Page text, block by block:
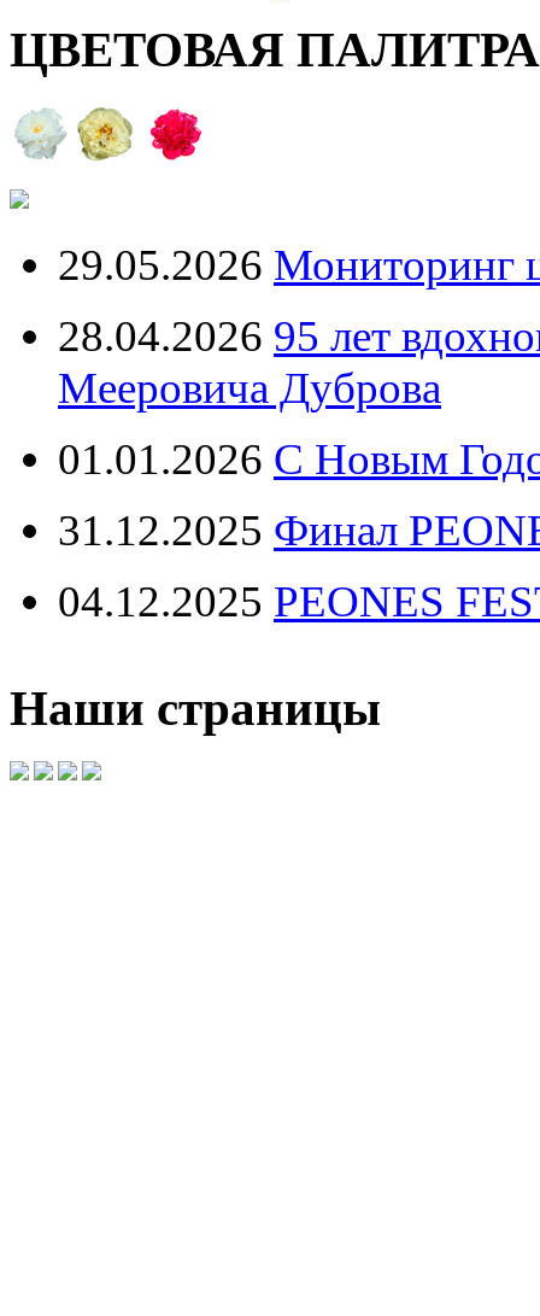
ЦВЕТОВАЯ
29.05.2026 Мониторинг
28.04.2026 95 лет
Мееровича Дуброва
01.01.2026 С Новым
31.12.2025 Финал
04.12.2025 PEONES
Наши страницы